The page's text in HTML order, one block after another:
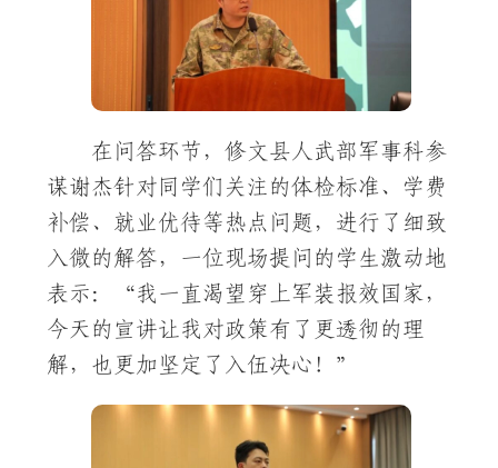
在问答环节，修文县人武部军事科参
谋谢杰针对同学们关注的体检标准、学费
补偿、就业优待等热点问题，进行了细致
入微的解答，一位现场提问的学生激动地
表示：“我一直渴望穿上军装报效国家，
今天的宣讲让我对政策有了更透彻的理
解，也更加坚定了入伍决心！”